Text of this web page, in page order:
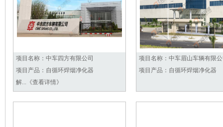
项目名称： 中车四方有限公司
项目产品： 自循环焊烟净化器
解...《查看详情》
项目名称： 中车眉山车辆有限
项目产品： 自循环焊烟净化器